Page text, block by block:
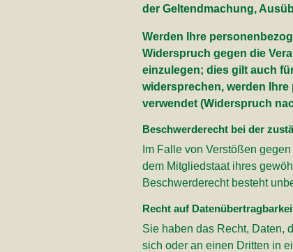
der Geltendmachung,
Werden Ihre
Widerspruch gegen die
einzulegen; dies gilt auch
widersprechen, werden
verwendet (Widerspruch
Beschwerderecht bei der
Im Falle von Verstößen
dem Mitgliedstaat ihres
Beschwerderecht besteht
Recht auf
Sie haben das Recht, Daten,
sich oder an einen Dritten in